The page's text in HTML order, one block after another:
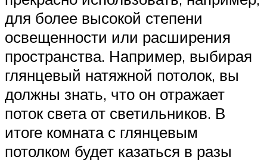
для более высокой степени
освещенности или расширения
пространства. Например, выбирая
глянцевый натяжной потолок, вы
должны знать, что он отражает
поток света от светильников. В
итоге комната с глянцевым
потолком будет казаться в разы